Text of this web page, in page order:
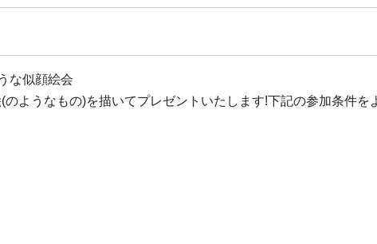
な似顔絵会
ようなもの)を描いてプレゼントいたします!下記の参加条件を